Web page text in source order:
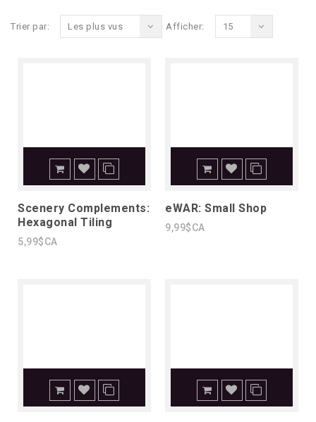
Trier par: Les plus vus Afficher: 15
Scenery Complements:
Hexagonal Tiling
5,99$CA
eWAR: Small Shop
9,99$CA